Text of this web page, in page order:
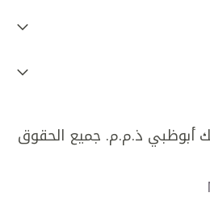
أبوظبي ذ.م.م. جميع الحقوق